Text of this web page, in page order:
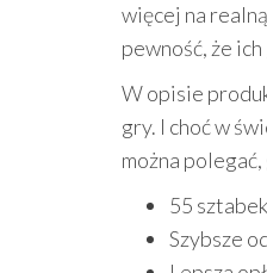
więcej na
pewność, że
W opisie
gry. I choć w
można
55
Szybsze